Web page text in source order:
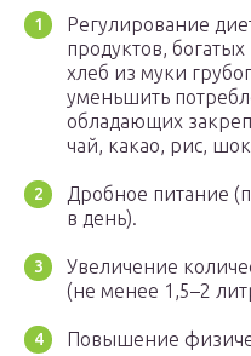
Регулирование
продуктов,
хлеб из муки
уменьшить
обладающих
чай, какао, рис,
Дробное питание
в день).
Увеличение
(не менее 1,5–2
Повышение